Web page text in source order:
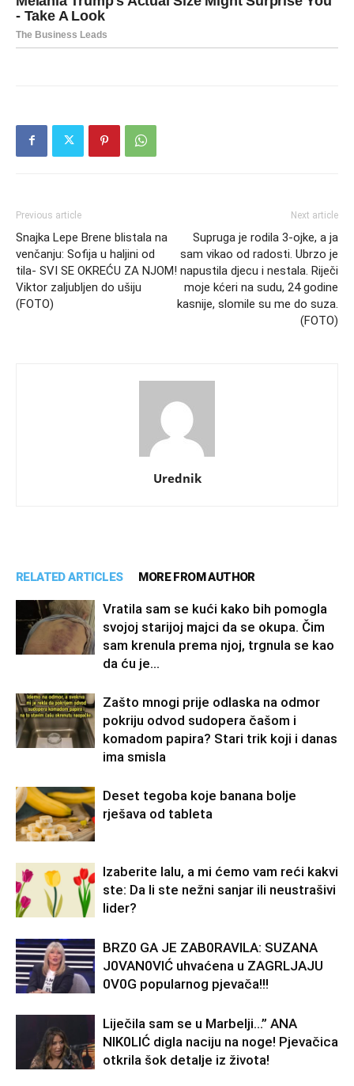
Previous article
Snajka Lepe Brene blistala na
venčanju: Sofija u haljini od
tila- SVI SE OKREĆU ZA NJOM!
Viktor zaljubljen do ušiju
(FOTO)
Next article
Supruga je rodila 3-ojke, a ja
sam vikao od radosti. Ubrzo je
napustila djecu i nestala. Riječi
moje kćeri na sudu, 24 godine
kasnije, slomile su me do suza.
(FOTO)
Urednik
RELATED ARTICLES MORE FROM AUTHOR
Vratila sam se kući kako bih pomogla
svojoj starijoj majci da se okupa. Čim
sam krenula prema njoj, trgnula se kao
da ću je...
Zašto mnogi prije odlaska na odmor
pokriju odvod sudopera čašom i
komadom papira? Stari trik koji i danas
ima smisla
Deset tegoba koje banana bolje
rješava od tableta
Izaberite lalu, a mi ćemo vam reći kakvi
ste: Da li ste nežni sanjar ili neustrašivi
lider?
BRZ0 GA JE ZAB0RAVlLA: SUZANA
J0VAN0VIĆ uhvaćena u ZAGRLJAJU
0V0G popularnog pjevača!!!
Liječila sam se u Marbelji…” ANA
NlK0LlĆ digla naciju na noge! Pjevačica
otkrila šok detalje iz života!